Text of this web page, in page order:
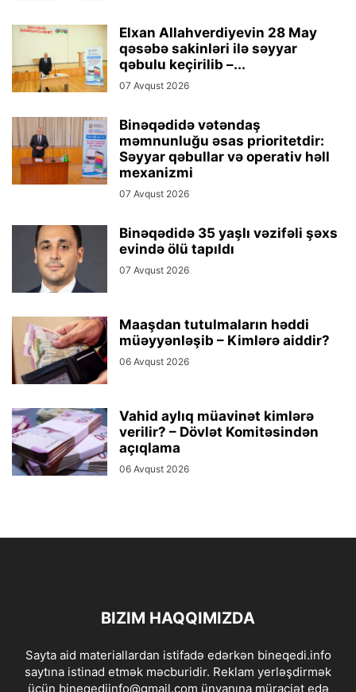
Elxan Allahverdiyevin 28 May
qəsəbə sakinləri ilə səyyar
qəbulu keçirilib –...
07 Avqust 2026
Binəqədidə vətəndaş
məmnunluğu əsas prioritetdir:
Səyyar qəbullar və operativ həll
mexanizmi
07 Avqust 2026
Binəqədidə 35 yaşlı vəzifəli şəxs
evində ölü tapıldı
07 Avqust 2026
Maaşdan tutulmaların həddi
müəyyənləşib – Kimlərə aiddir?
06 Avqust 2026
Vahid aylıq müavinət kimlərə
verilir? – Dövlət Komitəsindən
açıqlama
06 Avqust 2026
BIZIM HAQQIMIZDA
Sayta aid materiallardan istifadə edərkən bineqedi.info
saytına istinad etmək məcburidir. Reklam yerləşdirmək
üçün bineqediinfo@gmail.com ünvanına müraciət edə